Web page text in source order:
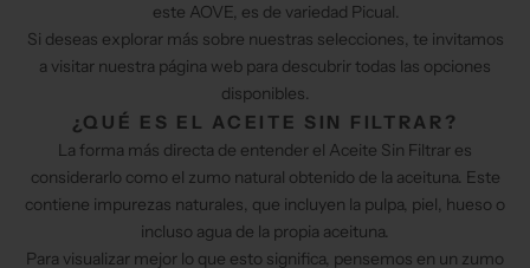
este AOVE, es de variedad Picual.
Si deseas explorar más sobre nuestras selecciones, te invitamos
a visitar nuestra página web para descubrir todas las opciones
disponibles.
¿QUÉ ES EL ACEITE SIN FILTRAR?
La forma más directa de entender el Aceite Sin Filtrar es
considerarlo como el zumo natural obtenido de la aceituna. Este
contiene impurezas naturales, que incluyen la pulpa, piel, hueso o
incluso agua de la propia aceituna.
Para visualizar mejor lo que esto significa, pensemos en un zumo